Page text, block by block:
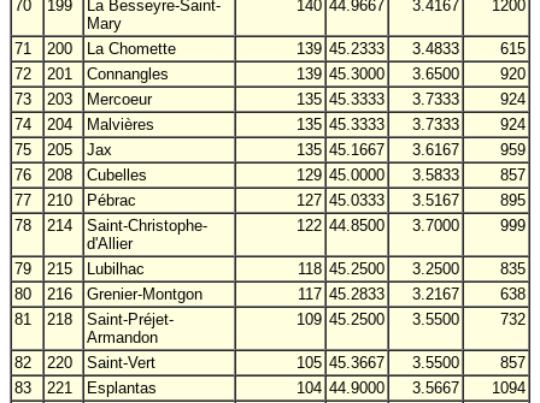
70 199
La Besseyre-Saint-
Mary
140 44.9667 3.4167 1200
71 200 La Chomette 139 45.2333 3.4833
615
72
201 Connangles 139 45.3000 3.6500
920
73
203 Mercoeur 135 45.3333 3.7333
924
74
204 Malvières 135 45.3333 3.7333
924
75
205 Jax 135 45.1667 3.6167
959
76
208 Cubelles 129 45.0000 3.5833
857
77
210 Pébrac 127 45.0333 3.5167
895
78
214
Saint-Christophe-
d'Allier
122 44.8500 3.7000 999
79 215 Lubilhac 118 45.2500 3.2500
835
80
216 Grenier-Montgon 117 45.2833 3.2167
638
81
218
Saint-Préjet-
Armandon
109 45.2500 3.5500 732
82 220 Saint-Vert 105 45.3667 3.5500
857
83
221 Esplantas 104 44.9000 3.5667
1094